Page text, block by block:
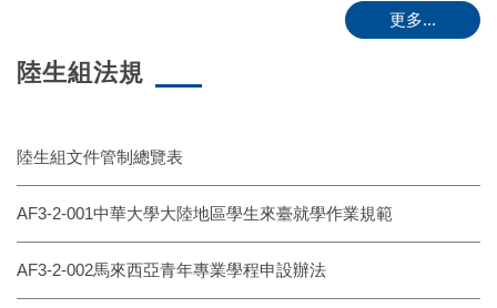
更多...
陸生組法規
陸生組文件管制總覽表
AF3-2-001中華大學大陸地區學生來臺就學作業規範
AF3-2-002馬來西亞青年專業學程申設辦法